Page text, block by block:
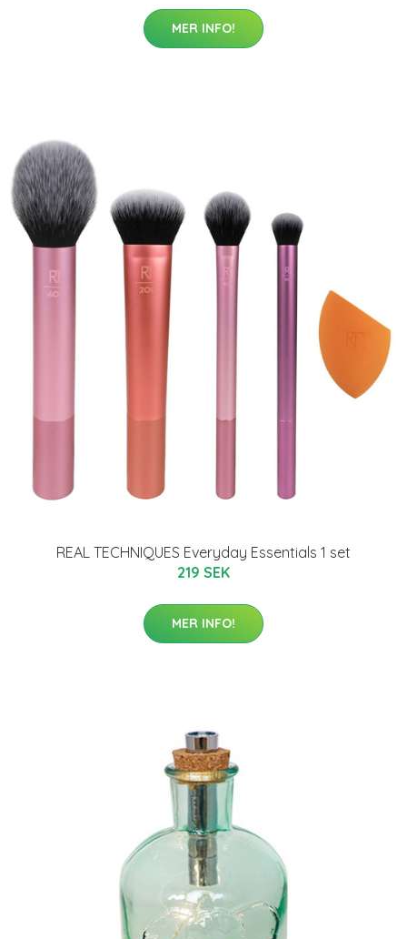
MER INFO!
REAL TECHNIQUES Everyday Essentials 1 set
219 SEK
MER INFO!